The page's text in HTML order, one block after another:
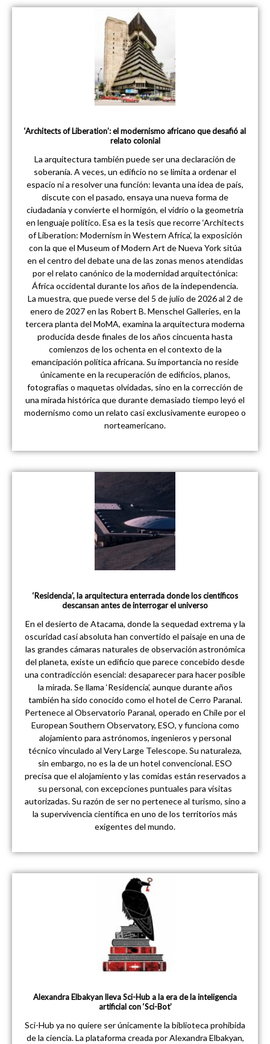
‘Architects of Liberation’: el modernismo africano que desafió al
relato colonial
La arquitectura también puede ser una declaración de
soberanía. A veces, un edificio no se limita a ordenar el
espacio ni a resolver una función: levanta una idea de país,
discute con el pasado, ensaya una nueva forma de
ciudadanía y convierte el hormigón, el vidrio o la geometría
en lenguaje político. Esa es la tesis que recorre ‘Architects
of Liberation: Modernism in Western Africa’, la exposición
con la que el Museum of Modern Art de Nueva York sitúa
en el centro del debate una de las zonas menos atendidas
por el relato canónico de la modernidad arquitectónica:
África occidental durante los años de la independencia.
La muestra, que puede verse del 5 de julio de 2026 al 2 de
enero de 2027 en las Robert B. Menschel Galleries, en la
tercera planta del MoMA, examina la arquitectura moderna
producida desde finales de los años cincuenta hasta
comienzos de los ochenta en el contexto de la
emancipación política africana. Su importancia no reside
únicamente en la recuperación de edificios, planos,
fotografías o maquetas olvidadas, sino en la corrección de
una mirada histórica que durante demasiado tiempo leyó el
modernismo como un relato casi exclusivamente europeo o
norteamericano.
‘Residencia’, la arquitectura enterrada donde los científicos
descansan antes de interrogar el universo
En el desierto de Atacama, donde la sequedad extrema y la
oscuridad casi absoluta han convertido el paisaje en una de
las grandes cámaras naturales de observación astronómica
del planeta, existe un edificio que parece concebido desde
una contradicción esencial: desaparecer para hacer posible
la mirada. Se llama ‘Residencia’, aunque durante años
también ha sido conocido como el hotel de Cerro Paranal.
Pertenece al Observatorio Paranal, operado en Chile por el
European Southern Observatory, ESO, y funciona como
alojamiento para astrónomos, ingenieros y personal
técnico vinculado al Very Large Telescope. Su naturaleza,
sin embargo, no es la de un hotel convencional. ESO
precisa que el alojamiento y las comidas están reservados a
su personal, con excepciones puntuales para visitas
autorizadas. Su razón de ser no pertenece al turismo, sino a
la supervivencia científica en uno de los territorios más
exigentes del mundo.
Alexandra Elbakyan lleva Sci-Hub a la era de la inteligencia
artificial con ‘Sci-Bot’
Sci-Hub ya no quiere ser únicamente la biblioteca prohibida
de la ciencia. La plataforma creada por Alexandra Elbakyan,